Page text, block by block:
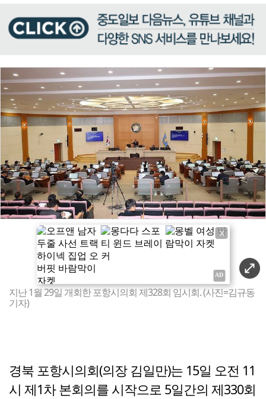
X
지난 1월 29일 개회한 포항시의회 제328회 임시회. (사진=김규동
기자)
경북 포항시의회(의장 김일만)는 15일 오전 11
시 제1차 본회의를 시작으로 5일간의 제330회